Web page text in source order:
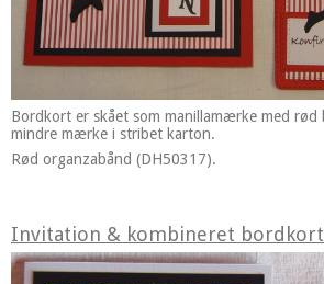
Bordkort er skået som manillamærke med
mindre mærke i stribet karton.
Rød organzabånd (DH50317).
Invitation & kombineret